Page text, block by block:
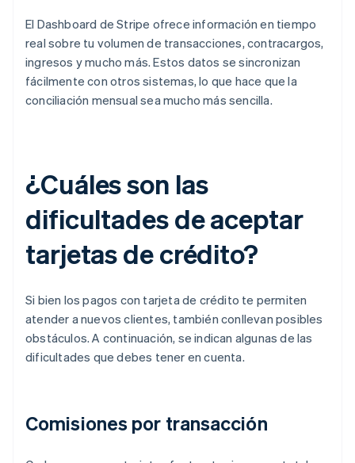
El Dashboard de Stripe ofrece información en tiempo
real sobre tu volumen de transacciones, contracargos,
ingresos y mucho más. Estos datos se sincronizan
fácilmente con otros sistemas, lo que hace que la
conciliación mensual sea mucho más sencilla.
¿Cuáles son las
dificultades de aceptar
tarjetas de crédito?
Si bien los pagos con tarjeta de crédito te permiten
atender a nuevos clientes, también conllevan posibles
obstáculos. A continuación, se indican algunas de las
dificultades que debes tener en cuenta.
Comisiones por transacción